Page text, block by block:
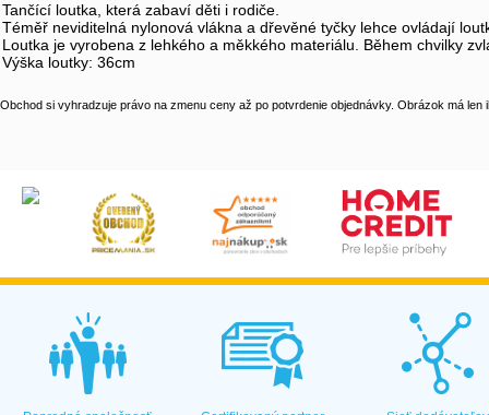
Tančící loutka, která zabaví děti i rodiče.
Téměř neviditelná nylonová vlákna a dřevěné tyčky lehce ovládají
Loutka je vyrobena z lehkého a měkkého materiálu. Během chvilky
Výška loutky: 36cm
Obchod si vyhradzuje právo na zmenu ceny až po potvrdenie objednávky. Obrázok má len